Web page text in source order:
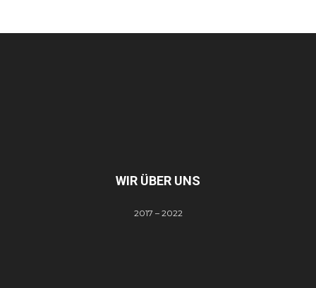
WIR ÜBER UNS
2017 – 2022